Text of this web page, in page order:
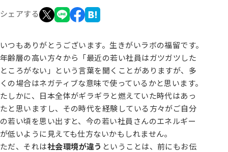
シェアする
いつもありがとうございます。生きがいラボの福留です。
年齢層の高い方々から「最近の若い社員はガツガツした
ところがない」という言葉を聞くことがありますが、多
くの場合はネガティブな意味で使っているかと思います。
たしかに、日本全体がギラギラと燃えていた時代はあっ
たと思いますし、その時代を経験している方々がご自分
の若い頃を思い出すと、今の若い社員さんのエネルギー
が低いように見えても仕方ないかもしれません。
ただ、それは社会環境が違う ということは、前にもお伝